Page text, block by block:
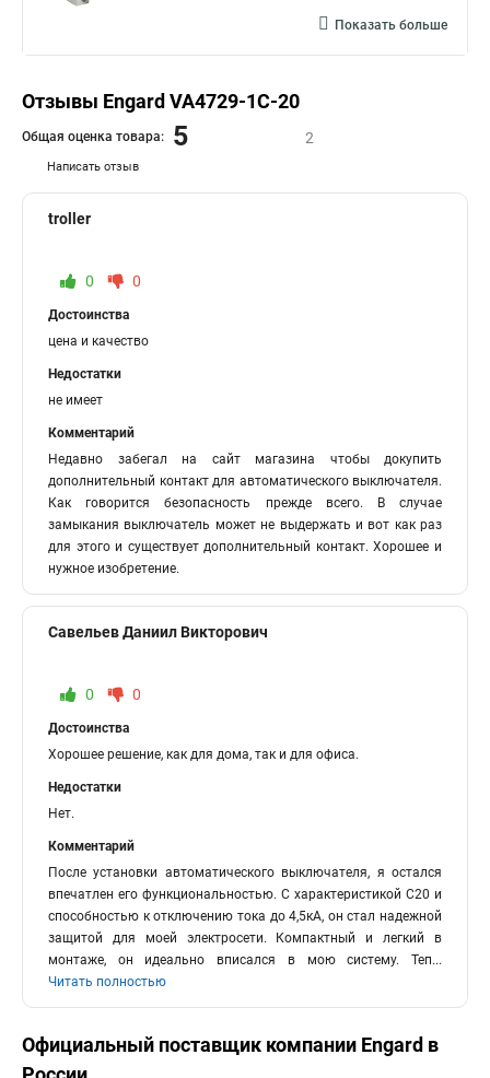
Показать больше
Отзывы Engard VA4729-1C-20
Написать отзыв
Общая оценка товара: 5 2
troller
0 0
Достоинства
цена и качество
Недостатки
не имеет
Комментарий
Недавно забегал на сайт магазина чтобы докупить
дополнительный контакт для автоматического выключателя.
Как говорится безопасность прежде всего. В случае
замыкания выключатель может не выдержать и вот как раз
для этого и существует дополнительный контакт. Хорошее и
нужное изобретение.
Савельев Даниил Викторович
0 0
Достоинства
Хорошее решение, как для дома, так и для офиса.
Недостатки
Нет.
Комментарий
После установки автоматического выключателя, я остался
впечатлен его функциональностью. С характеристикой C20 и
способностью к отключению тока до 4,5кА, он стал надежной
защитой для моей электросети. Компактный и легкий в
монтаже, он идеально вписался в мою систему. Теп...
Читать полностью
Официальный поставщик компании Engard в